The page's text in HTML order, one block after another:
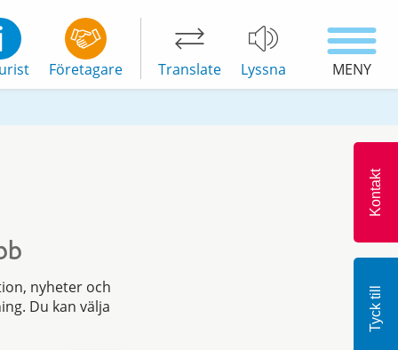
Företagare Translate Lyssna MENY
Kontakt
Tyck till
nyheter och
Du kan välja